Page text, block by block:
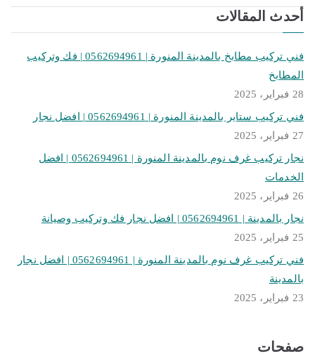
أحدث المقالات
فني تركيب مطابخ بالمدينة المنورة | 0562694961 | فك وتركيب
المطابخ
28 فبراير، 2025
فني تركيب ستاير بالمدينة المنورة | 0562694961 | افضل نجار
27 فبراير، 2025
نجار تركيب غرف نوم بالمدينة المنورة | 0562694961 | افضل
الخدمات
26 فبراير، 2025
نجار بالمدينة | 0562694961 | افضل نجار فك وتركيب وصيانة
25 فبراير، 2025
فني تركيب غرف نوم بالمدينة المنورة | 0562694961 | افضل نجار
بالمدينة
23 فبراير، 2025
صفحات